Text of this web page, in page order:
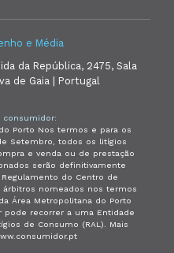
e Média
da República, 2475, Sala
de Gaia | Portugal
consumidor:
Porto Nos termos e para os
Setembro, todos os litígios
e venda ou de prestação
serão definitivamente
do Centro de
nomeados nos termos
Área Metropolitana do Porto
recorrer a uma Entidade
de Consumo (RAL). Mais